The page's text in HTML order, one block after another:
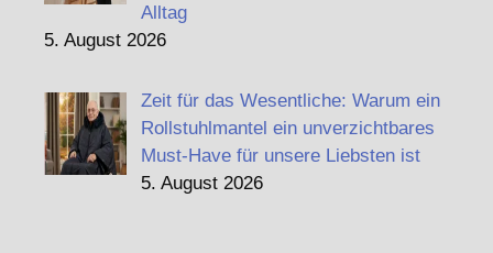
Alltag
5. August 2026
Zeit für das Wesentliche: Warum ein
Rollstuhlmantel ein unverzichtbares
Must-Have für unsere Liebsten ist
5. August 2026